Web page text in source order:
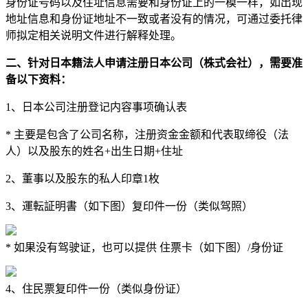
地址信息和身份证地址不一致或者没有的情况，可通过委托律
师拟定相关说明文件进行解释处理。
二、针对日本籍法人申请注册日本公司（株式会社），需要准
备以下资料：
1、日本公司注册登记内容事项确认表
* 主要是包含了公司名称，注册资金金额和代表取缔役（法
人）以及股东的姓名+出生日期+住址
2、董事以及股东的私人印章1枚
3、運転証明書（如下图）复印件一份（类似驾照）
* 如果没有驾驶证，也可以提供 住票卡（如下图）/身份证
4、住民票复印件一份（类似身份证）